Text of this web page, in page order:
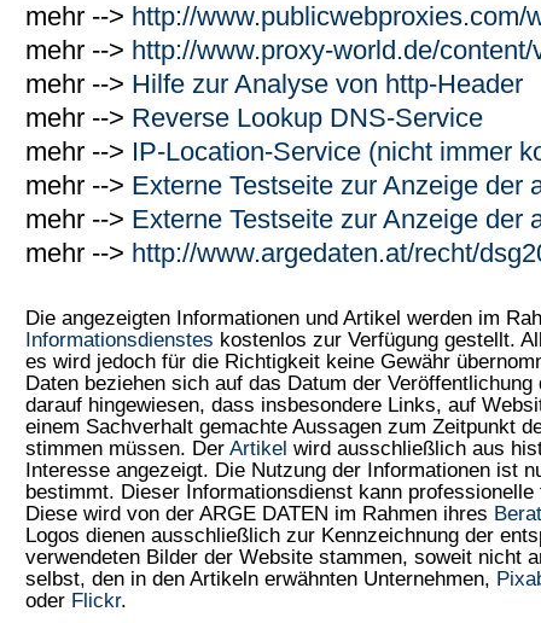
mehr --> http://www.publicwebproxies.com/
mehr --> http://www.proxy-world.de/
mehr --> Hilfe zur Analyse von http-Header
mehr --> Reverse Lookup DNS-Service
mehr --> IP-Location-Service (nicht immer
mehr --> Externe Testseite zur Anzeige der
mehr --> Externe Testseite zur Anzeige der
mehr --> http://www.argedaten.at/recht/
Die angezeigten Informationen und Artikel werden im
Informationsdienstes kostenlos zur Verfügung gestellt.
es wird jedoch für die Richtigkeit keine Gewähr
Daten beziehen sich auf das Datum der
darauf hingewiesen, dass insbesondere Links, auf
einem Sachverhalt gemachte Aussagen zum Zeitpunkt
stimmen müssen. Der Artikel wird ausschließlich aus
Interesse angezeigt. Die Nutzung der Informationen ist
bestimmt. Dieser Informationsdienst kann
Diese wird von der ARGE DATEN im Rahmen ihres
Logos dienen ausschließlich zur Kennzeichnung der
verwendeten Bilder der Website stammen, soweit nicht
selbst, den in den Artikeln erwähnten Unternehmen,
oder Flickr.